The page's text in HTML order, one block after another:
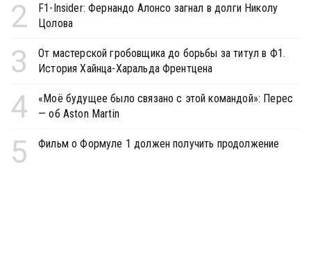
2
F1-Insider: Фернандо Алонсо загнал в долги Николу
Цолова
3
От мастерской гробовщика до борьбы за титул в Ф1.
История Хайнца-Харальда Френтцена
4
«Моё будущее было связано с этой командой»: Перес
— об Aston Martin
5 Фильм о Формуле 1 должен получить продолжение